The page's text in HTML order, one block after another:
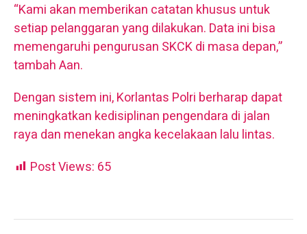
“Kami akan memberikan catatan khusus untuk
setiap pelanggaran yang dilakukan. Data ini bisa
memengaruhi pengurusan SKCK di masa depan,”
tambah Aan.
Dengan sistem ini, Korlantas Polri berharap dapat
meningkatkan kedisiplinan pengendara di jalan
raya dan menekan angka kecelakaan lalu lintas.
Post Views: 65